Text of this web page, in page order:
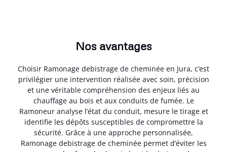
Nos avantages
Choisir Ramonage debistrage de cheminée en Jura, c’est
privilégier une intervention réalisée avec soin, précision
et une véritable compréhension des enjeux liés au
chauffage au bois et aux conduits de fumée. Le
Ramoneur analyse l’état du conduit, mesure le tirage et
identifie les dépôts susceptibles de compromettre la
sécurité. Grâce à une approche personnalisée,
Ramonage debistrage de cheminée permet d’éviter les